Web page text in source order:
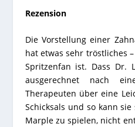
Rezension
Die Vorstellung einer
hat etwas sehr tröstliches
Spritzenfan ist. Dass Dr.
ausgerechnet nach
Therapeuten über eine
Schicksals und so kann
Marple zu spielen, nicht